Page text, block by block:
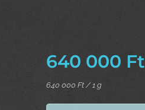
640 000 Ft
640 000 Ft / 1 g